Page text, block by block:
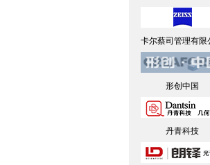
卡尔蔡司管理有限
形创中国
丹青科技